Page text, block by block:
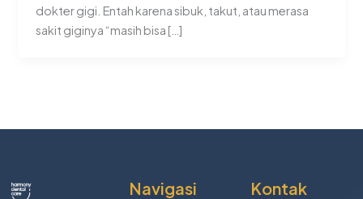
dokter gigi. Entah karena sibuk, takut, atau merasa
sakit giginya “masih bisa […]
Navigasi Kontak